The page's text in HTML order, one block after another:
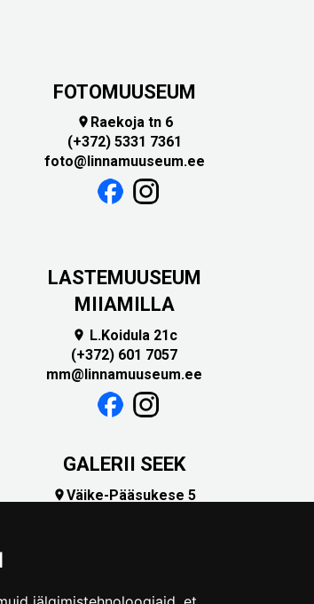
FOTOMUUSEUM
 Raekoja tn 6
(+372) 5331 7361
foto@linnamuuseum.ee
LASTEMUUSEUM
MIIAMILLA
 L.Koidula 21c
(+372) 601 7057
mm@linnamuuseum.ee
GALERII SEEK
Väike-Pääsukese 5